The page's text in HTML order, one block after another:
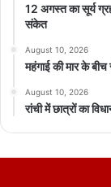
12 अगस्त का सूर्य
संकेत
August 10, 2026
महंगाई की मार के
August 10, 2026
रांची में छात्रों का